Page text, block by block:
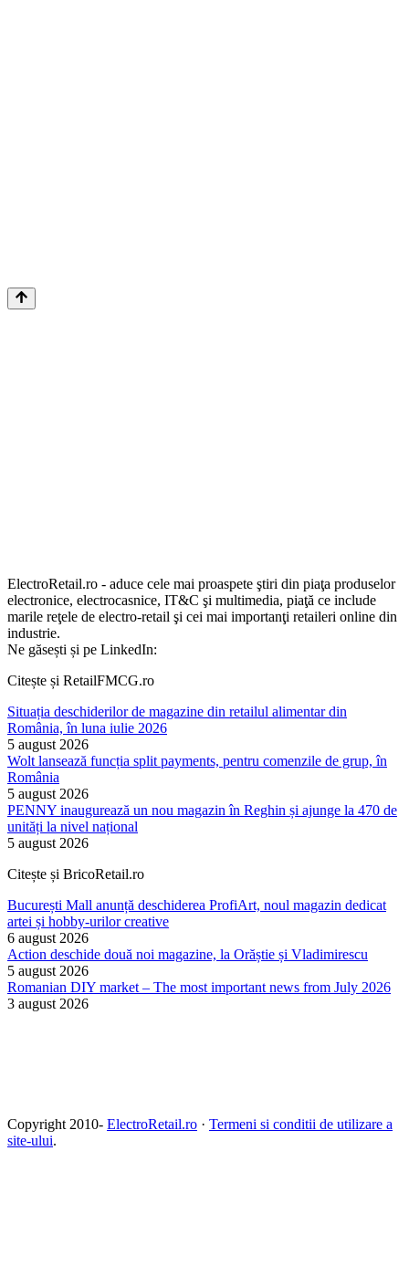
ElectroRetail.ro - aduce cele mai proaspete ştiri din piaţa produselor
electronice, electrocasnice, IT&C şi multimedia, piaţă ce include
marile reţele de electro-retail şi cei mai importanţi retaileri online din
industrie.
Ne găsești și pe LinkedIn:
Citește și RetailFMCG.ro
Situația deschiderilor de magazine din retailul alimentar din
România, în luna iulie 2026
5 august 2026
Wolt lansează funcția split payments, pentru comenzile de grup, în
România
5 august 2026
PENNY inaugurează un nou magazin în Reghin și ajunge la 470 de
unități la nivel național
5 august 2026
Citește și BricoRetail.ro
București Mall anunță deschiderea ProfiArt, noul magazin dedicat
artei și hobby-urilor creative
6 august 2026
Action deschide două noi magazine, la Orăștie și Vladimirescu
5 august 2026
Romanian DIY market – The most important news from July 2026
3 august 2026
Copyright 2010- ElectroRetail.ro · Termeni si conditii de utilizare a
site-ului.